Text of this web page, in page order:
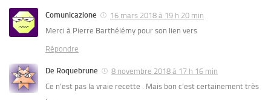
Comunicazione
16 mars 2018 à 19 h 20 min
Merci à Pierre Barthélémy pour son lien vers
Répondre
De Roquebrune
8 novembre 2018 à 17 h 16 min
Ce n’est pas la vraie recette . Mais bon c’est certainement très